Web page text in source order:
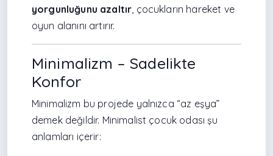
yorgunluğunu azaltır, çocukların hareket ve
oyun alanını artırır.
Minimalizm – Sadelikte
Konfor
Minimalizm bu projede yalnızca “az eşya”
demek değildir. Minimalist çocuk odası şu
anlamları içerir: